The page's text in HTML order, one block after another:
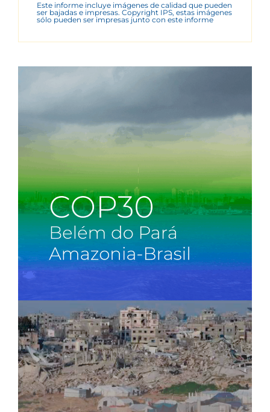
Este informe incluye imágenes de calidad que pueden
ser bajadas e impresas. Copyright IPS, estas imágenes
sólo pueden ser impresas junto con este informe